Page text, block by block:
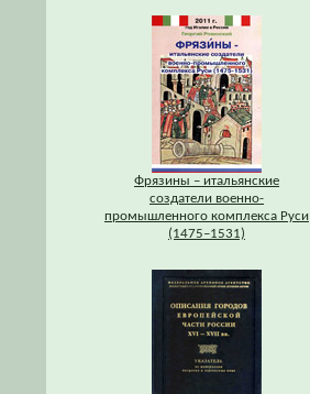
Фрязины – итальянские
создатели военно-
промышленного комплекса Руси
(1475–1531)